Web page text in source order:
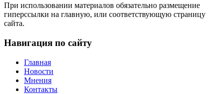
При использовании материалов обязательно размещение
гиперссылки на главную, или соответствующую страницу
сайта.
Навигация по сайту
Главная
Новости
Мнения
Контакты